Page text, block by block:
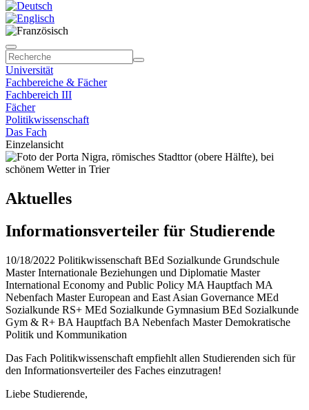
Universität
Fachbereiche & Fächer
Fachbereich III
Fächer
Politikwissenschaft
Das Fach
Einzelansicht
Aktuelles
Informationsverteiler für Studierende
10/18/2022 Politikwissenschaft BEd Sozialkunde Grundschule
Master Internationale Beziehungen und Diplomatie Master
International Economy and Public Policy MA Hauptfach MA
Nebenfach Master European and East Asian Governance MEd
Sozialkunde RS+ MEd Sozialkunde Gymnasium BEd Sozialkunde
Gym & R+ BA Hauptfach BA Nebenfach Master Demokratische
Politik und Kommunikation
Das Fach Politikwissenschaft empfiehlt allen Studierenden sich für
den Informationsverteiler des Faches einzutragen!
Liebe Studierende,